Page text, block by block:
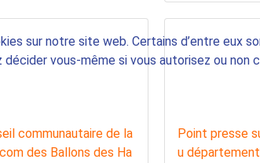
communautaire de la
des Ballons des Ha
Point presse
u
sur notre site web. Certains d’entre eux
décider vous-même si vous autorisez ou